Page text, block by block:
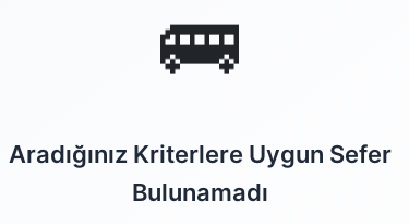
🚌
Aradığınız Kriterlere Uygun Sefer
Bulunamadı